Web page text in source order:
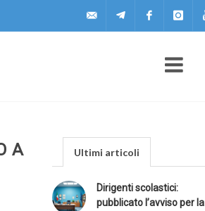
A
Ultimi articoli
Dirigenti scolastici:
pubblicato l’avviso per la